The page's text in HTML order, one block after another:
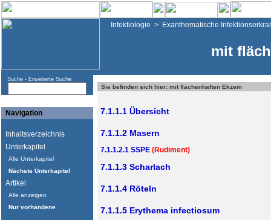
Infektiologie > Exanthematische
mit
Suche - Erweiterte Suche
Navigation
Inhaltsverzeichnis
Unterkapitel
Alle Unterkapitel
Nächste Unterkapitel
Artikel
Alle anzeigen
Nur vorhandene
Sie befinden sich hier: mit flächenhaften Ekzem
7.1.1.1 Übersicht
7.1.1.2 Masern
7.1.1.2.1 SSPE (Rudiment)
7.1.1.3 Scharlach
7.1.1.4 Röteln
7.1.1.5 Erythema infectiosum